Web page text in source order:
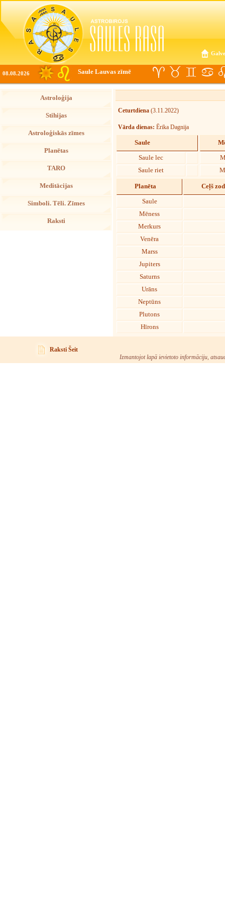
08.08.2026 Saule Lauvas zīmē
Astroloģija
Stihijas
Astroloģiskās zīmes
Planētas
TARO
Meditācijas
Simboli. Tēli. Zīmes
Raksti
Ceturtdiena (3.11.2022)
Vārda dienas: Ērika Dagnija
Saule
Saule lec
Saule riet
Planēta Ceļš
Saule
Mēness
Merkurs
Venēra
Marss
Jupiters
Saturns
Urāns
Neptūns
Plutons
Hīrons
Raksti Šeit
Izmantojot lapā ievietoto informāciju,